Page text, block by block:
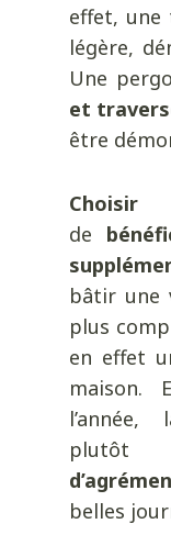
effet, une
légère,
Une
et
être
Choisir
de
bâtir une
plus
en effet
maison.
belles